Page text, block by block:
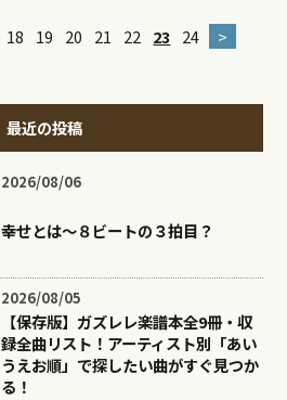
18 19 20 21 22 23 24 >
最近の投稿
2026/08/06
幸せとは〜８ビートの３拍目？
2026/08/05
【保存版】ガズレレ楽譜本全9冊・収
録全曲リスト！アーティスト別「あい
うえお順」で探したい曲がすぐ見つか
る！